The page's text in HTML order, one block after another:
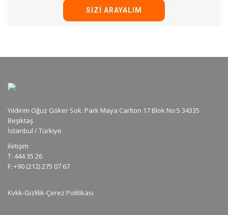
SIZI ARAYALIM
Yıldırım Oğuz Göker Sok. Park Maya Carlton 17 Blok No:5 34335
Beşiktaş
İstanbul / Türkiye
iletişim
T: 444 35 26
F: +90 (212) 275 07 67
Kvkk-Gizlilik-Çerez Politikası